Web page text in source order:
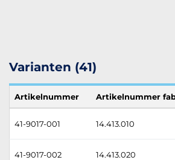
Varianten (41)
Artikelnummer Artikelnummer
41-9017-001 14.413.010
41-9017-002 14.413.020